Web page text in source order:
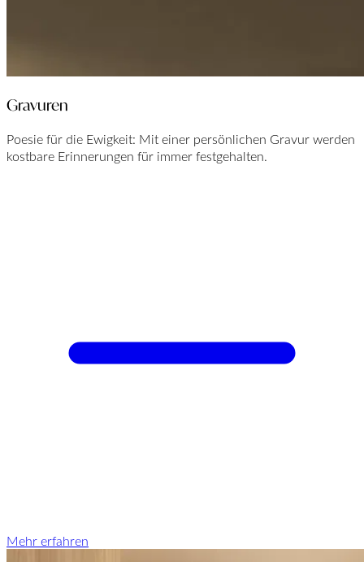
Gravuren
Poesie für die Ewigkeit: Mit einer persönlichen Gravur werden
kostbare Erinnerungen für immer festgehalten.
Mehr erfahren